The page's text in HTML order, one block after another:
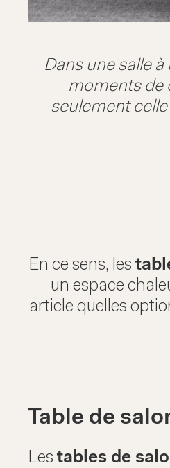
Dans une salle
moments de
seulement celle
En ce sens, les
un espace
article quelles
Table de
Les tables de